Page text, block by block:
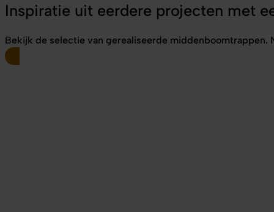
Inspiratie uit eerdere projecten met
Bekijk de selectie van gerealiseerde middenboomtrappen.